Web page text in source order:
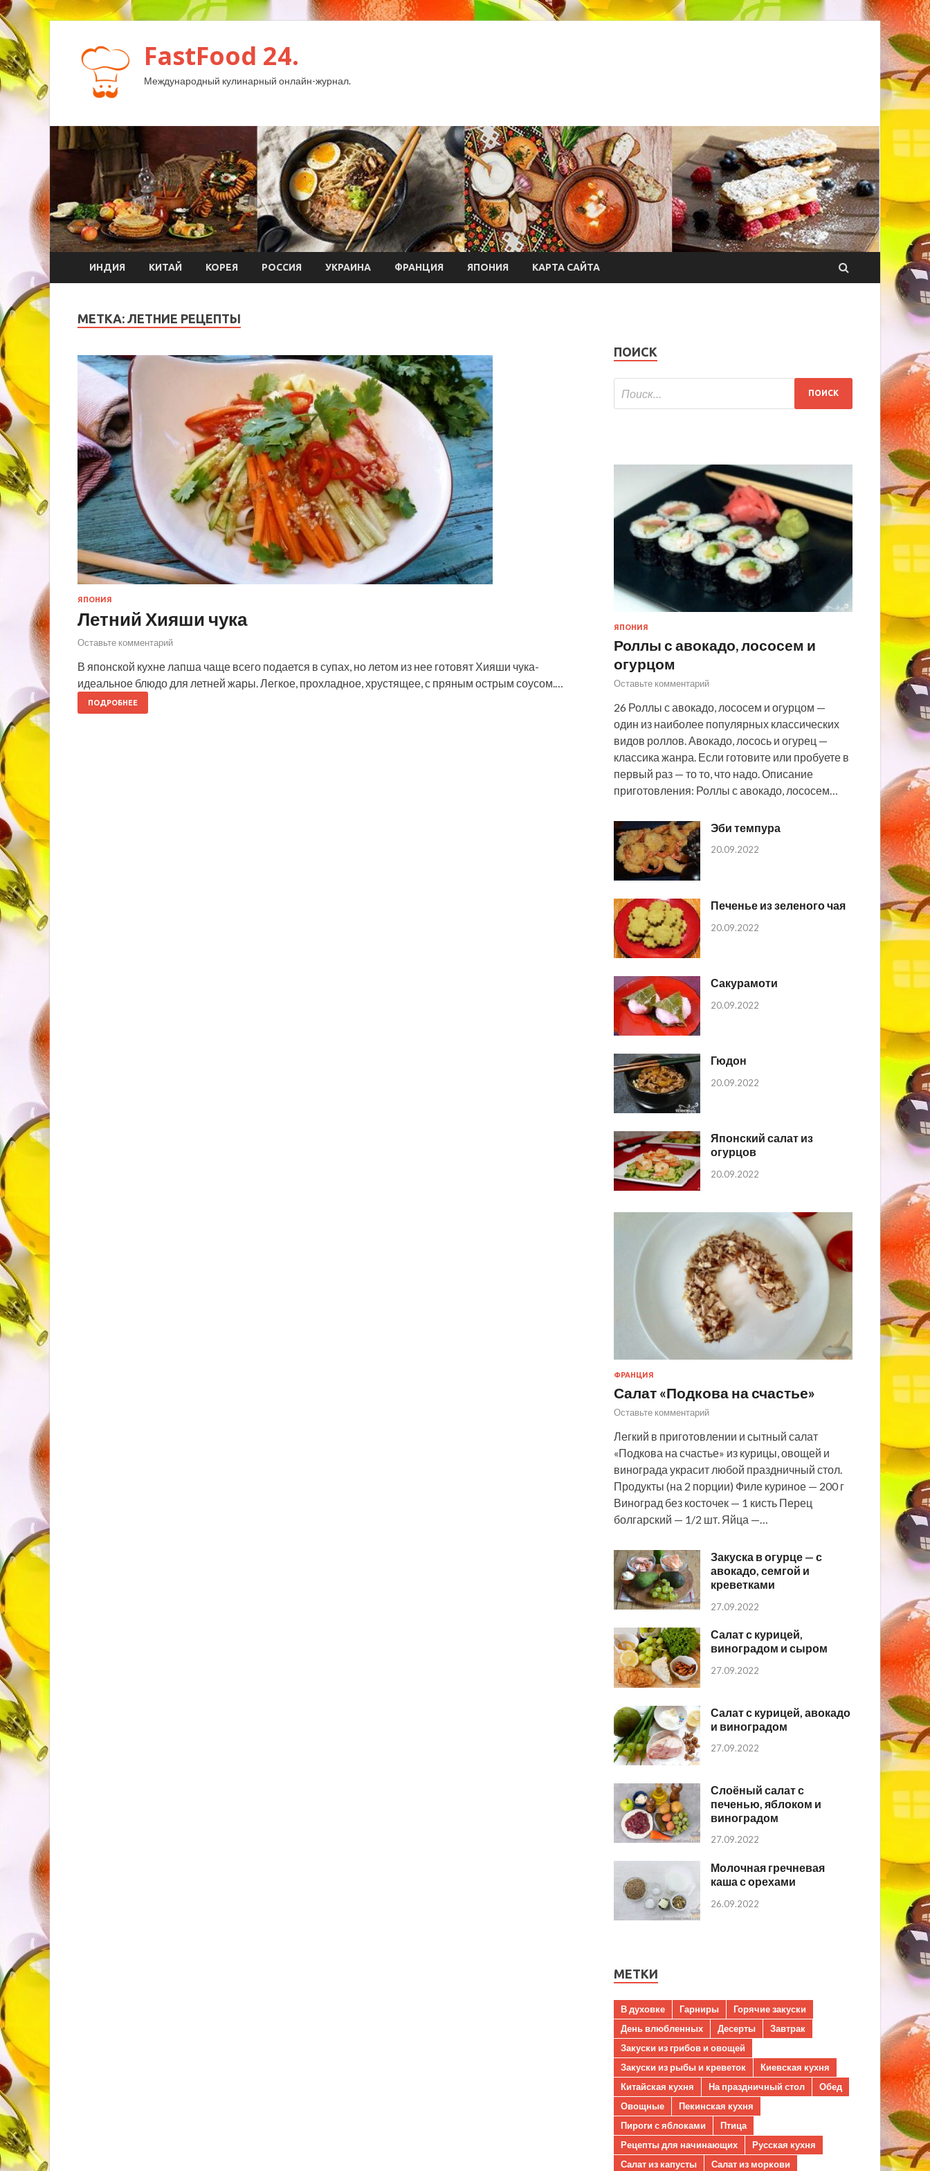
FastFood 24.
Международный кулинарный онлайн-журнал.
ИНДИЯ КИТАЙ КОРЕЯ РОССИЯ УКРАИНА ФРАНЦИЯ ЯПОНИЯ КАРТА САЙТА
МЕТКА: ЛЕТНИЕ РЕЦЕПТЫ
ЯПОНИЯ
Летний Хияши чука
Оставьте комментарий
В японской кухне лапша чаще всего подается в супах, но летом из нее готовят Хияши чука-
идеальное блюдо для летней жары. Легкое, прохладное, хрустящее, с пряным острым соусом.…
ПОДРОБНЕЕ
ПОИСК
ЯПОНИЯ
Роллы с авокадо, лососем и
огурцом
Оставьте комментарий
26 Роллы с авокадо, лососем и огурцом —
один из наиболее популярных классических
видов роллов. Авокадо, лосось и огурец —
классика жанра. Если готовите или пробуете в
первый раз — то то, что надо. Описание
приготовления: Роллы с авокадо, лососем…
Эби темпура
20.09.2022
Печенье из зеленого чая
20.09.2022
Сакурамоти
20.09.2022
Гюдон
20.09.2022
Японский салат из
огурцов
20.09.2022
ФРАНЦИЯ
Салат «Подкова на счастье»
Оставьте комментарий
Легкий в приготовлении и сытный салат
«Подкова на счастье» из курицы, овощей и
винограда украсит любой праздничный стол.
Продукты (на 2 порции) Филе куриное — 200 г
Виноград без косточек — 1 кисть Перец
болгарский — 1/2 шт. Яйца —…
Закуска в огурце — с
авокадо, семгой и
креветками
27.09.2022
Салат с курицей,
виноградом и сыром
27.09.2022
Салат с курицей, авокадо
и виноградом
27.09.2022
Слоёный салат с
печенью, яблоком и
виноградом
27.09.2022
Молочная гречневая
каша с орехами
26.09.2022
МЕТКИ
В духовке Гарниры
Горячие закуски
День влюбленных
Десерты
Завтрак
Закуски из грибов и овощей
Закуски из рыбы и креветок
Киевская кухня
Китайская кухня
На праздничный стол
Обед
Овощные
Пекинская кухня
Пироги с яблоками
Птица
Рецепты для начинающих
Русская кухня
Салат из капусты
Салат из моркови